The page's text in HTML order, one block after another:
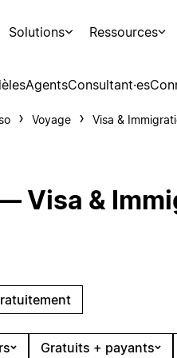
Solutions Ressources
AgentsConsultant·es
Voyage Visa &
Visa &
Gratuits + payants